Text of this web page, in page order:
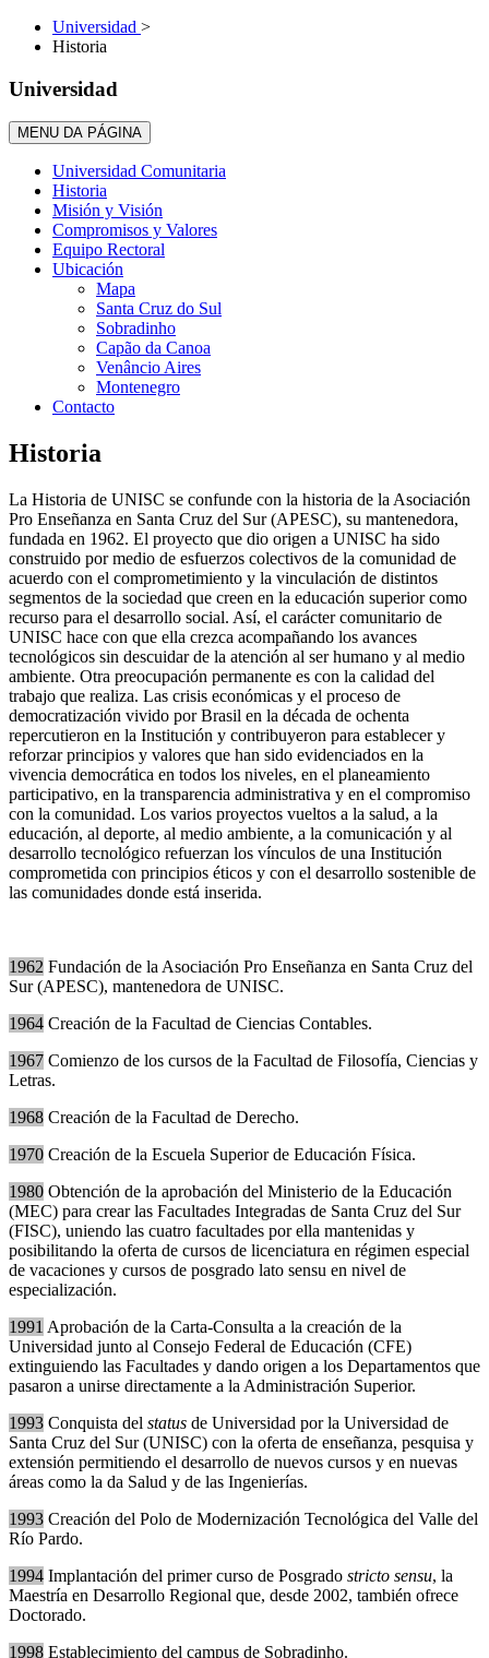
Universidad >
Historia
Universidad
MENU DA PÁGINA
Universidad Comunitaria
Historia
Misión y Visión
Compromisos y Valores
Equipo Rectoral
Ubicación
Mapa
Santa Cruz do Sul
Sobradinho
Capão da Canoa
Venâncio Aires
Montenegro
Contacto
Historia
La Historia de UNISC se confunde con la historia de la Asociación
Pro Enseñanza en Santa Cruz del Sur (APESC), su mantenedora,
fundada en 1962. El proyecto que dio origen a UNISC ha sido
construido por medio de esfuerzos colectivos de la comunidad de
acuerdo con el comprometimiento y la vinculación de distintos
segmentos de la sociedad que creen en la educación superior como
recurso para el desarrollo social. Así, el carácter comunitario de
UNISC hace con que ella crezca acompañando los avances
tecnológicos sin descuidar de la atención al ser humano y al medio
ambiente. Otra preocupación permanente es con la calidad del
trabajo que realiza. Las crisis económicas y el proceso de
democratización vivido por Brasil en la década de ochenta
repercutieron en la Institución y contribuyeron para establecer y
reforzar principios y valores que han sido evidenciados en la
vivencia democrática en todos los niveles, en el planeamiento
participativo, en la transparencia administrativa y en el compromiso
con la comunidad. Los varios proyectos vueltos a la salud, a la
educación, al deporte, al medio ambiente, a la comunicación y al
desarrollo tecnológico refuerzan los vínculos de una Institución
comprometida con principios éticos y con el desarrollo sostenible de
las comunidades donde está inserida.
1962 Fundación de la Asociación Pro Enseñanza en Santa Cruz del
Sur (APESC), mantenedora de UNISC.
1964 Creación de la Facultad de Ciencias Contables.
1967 Comienzo de los cursos de la Facultad de Filosofía, Ciencias y
Letras.
1968 Creación de la Facultad de Derecho.
1970 Creación de la Escuela Superior de Educación Física.
1980 Obtención de la aprobación del Ministerio de la Educación
(MEC) para crear las Facultades Integradas de Santa Cruz del Sur
(FISC), uniendo las cuatro facultades por ella mantenidas y
posibilitando la oferta de cursos de licenciatura en régimen especial
de vacaciones y cursos de posgrado lato sensu en nivel de
especialización.
1991 Aprobación de la Carta-Consulta a la creación de la
Universidad junto al Consejo Federal de Educación (CFE)
extinguiendo las Facultades y dando origen a los Departamentos que
pasaron a unirse directamente a la Administración Superior.
1993 Conquista del status de Universidad por la Universidad de
Santa Cruz del Sur (UNISC) con la oferta de enseñanza, pesquisa y
extensión permitiendo el desarrollo de nuevos cursos y en nuevas
áreas como la da Salud y de las Ingenierías.
1993 Creación del Polo de Modernización Tecnológica del Valle del
Río Pardo.
1994 Implantación del primer curso de Posgrado stricto sensu, la
Maestría en Desarrollo Regional que, desde 2002, también ofrece
Doctorado.
1998 Establecimiento del campus de Sobradinho.